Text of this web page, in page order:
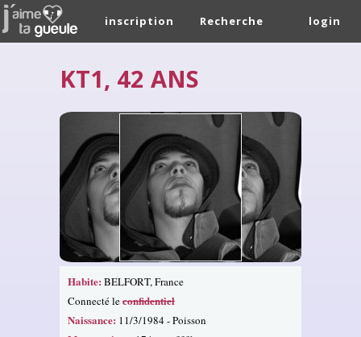
inscription Recherche login
KT1, 42 ANS
Habite: BELFORT, France
Connecté leconfidentiel
Naissance: 11/3/1984 - Poisson